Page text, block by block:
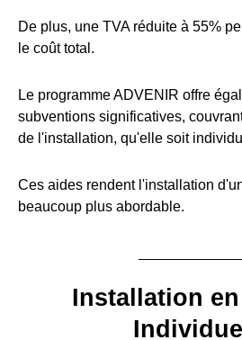
De plus, une TVA réduite à 55%
le coût total.
Le programme ADVENIR offre
subventions significatives,
de l'installation, qu'elle soit
Ces aides rendent l'installation
beaucoup plus abordable.
Installation